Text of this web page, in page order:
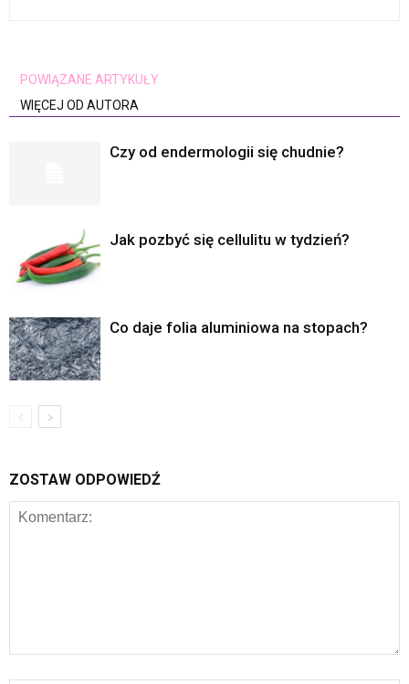
POWIĄZANE ARTYKUŁY
WIĘCEJ OD AUTORA
Czy od endermologii się chudnie?
Jak pozbyć się cellulitu w tydzień?
Co daje folia aluminiowa na stopach?
ZOSTAW ODPOWIEDŹ